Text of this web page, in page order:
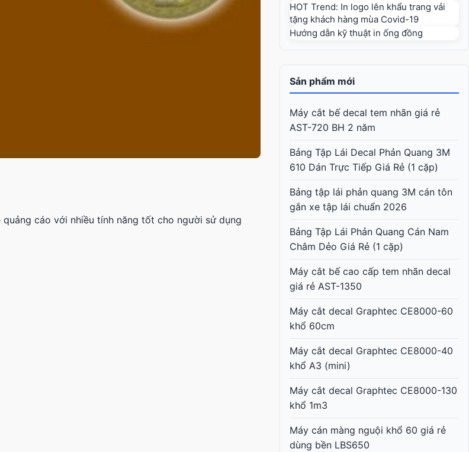
cáo với nhiều tính năng tốt cho người sử dụng
HOT Trend: In logo lên khẩu trang vải
tặng khách hàng mùa Covid-19
Hướng dẫn kỹ thuật in ống đồng
Sản phẩm mới
Máy cắt bế decal tem nhãn giá rẻ
AST-720 BH 2 năm
Bảng Tập Lái Decal Phản Quang 3M
610 Dán Trực Tiếp Giá Rẻ (1 cặp)
Bảng tập lái phản quang 3M cán tôn
gắn xe tập lái chuẩn 2026
Bảng Tập Lái Phản Quang Cán Nam
Châm Dẻo Giá Rẻ (1 cặp)
Máy cắt bế cao cấp tem nhãn decal
giá rẻ AST-1350
Máy cắt decal Graphtec CE8000-60
khổ 60cm
Máy cắt decal Graphtec CE8000-40
khổ A3 (mini)
Máy cắt decal Graphtec CE8000-130
khổ 1m3
Máy cán màng nguội khổ 60 giá rẻ
dùng bền LBS650